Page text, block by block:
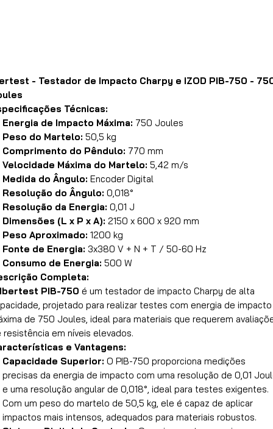
- Testador de Impacto Charpy e IZOD PIB-750 -
Técnicas:
Energia de Impacto Máxima: 750 Joules
Peso do Martelo: 50,5 kg
Comprimento do Pêndulo: 770 mm
Velocidade Máxima do Martelo: 5,42 m/s
Medida do Ângulo: Encoder Digital
Resolução do Ângulo: 0,018°
Resolução da Energia: 0,01 J
Dimensões (L x P x A): 2150 x 600 x 920 mm
Peso Aproximado: 1200 kg
Fonte de Energia: 3x380 V + N + T / 50-60 Hz
Consumo de Energia: 500 W
Completa:
Ibertest PIB-750 é um testador de impacto Charpy de alta
projetado para realizar testes com energia de impacto
de 750 Joules, ideal para materiais que requerem
resistência em níveis elevados.
e Vantagens:
Capacidade Superior: O PIB-750 proporciona medições
precisas da energia de impacto com uma resolução de 0,01
e uma resolução angular de 0,018°, ideal para testes exigentes.
Com um peso do martelo de 50,5 kg, ele é capaz de aplicar
impactos mais intensos, adequados para materiais robustos.